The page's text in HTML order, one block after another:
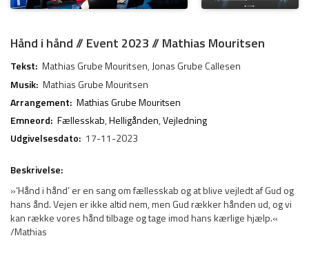
Hånd i hånd // Event 2023 // Mathias Mouritsen
Tekst: Mathias Grube Mouritsen,Jonas Grube Callesen
Musik: Mathias Grube Mouritsen
Arrangement: Mathias Grube Mouritsen
Emneord: Fællesskab,Helligånden,Vejledning
Udgivelsesdato: 17-11-2023
Beskrivelse:
»‘Hånd i hånd’ er en sang om fællesskab og at blive vejledt af Gud og
hans ånd. Vejen er ikke altid nem, men Gud rækker hånden ud, og vi
kan række vores hånd tilbage og tage imod hans kærlige hjælp.«
/Mathias